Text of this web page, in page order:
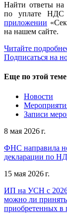
Найти ответы на
по уплате
приложении
на нашем сайте.
Читайте
Подписаться на
Еще по этой теме
Новости
Записи
8 мая 2026 г.
ФНС направила
декларации по
15 мая 2026 г.
ИП на УСН с 2026
можно ли принять
приобретенных